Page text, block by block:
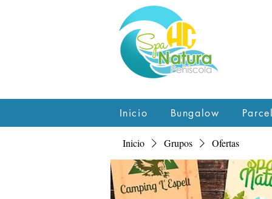
Inicio Bungalow
Inicio Grupos Ofertas